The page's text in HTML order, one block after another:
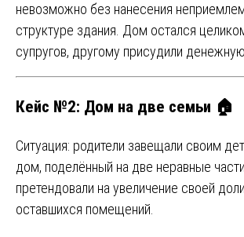
невозможно без нанесения
структуре здания. Дом остался
супругов, другому присудили
Кейс №2: Дом на две семьи 🏠
Ситуация: родители завещали своим
дом, поделённый на две неравные
претендовали на увеличение своей
оставшихся помещений.